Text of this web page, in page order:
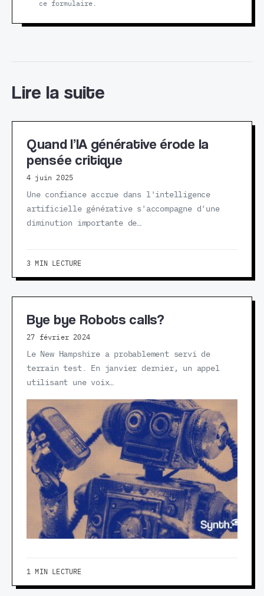
ce formulaire.
Lire la suite
Quand l’IA générative érode la
pensée critique
4 juin 2025
Une confiance accrue dans l'intelligence
artificielle générative s'accompagne d'une
diminution importante de…
3 MIN LECTURE
Bye bye Robots calls?
27 février 2024
Le New Hampshire a probablement servi de
terrain test. En janvier dernier, un appel
utilisant une voix…
1 MIN LECTURE